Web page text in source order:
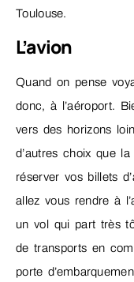
Toulouse.
L’avion
Quand on pense
donc, à l’aéroport.
vers des horizons
d’autres choix que
réserver vos billets
allez vous rendre à
un vol qui part très
de transports en
porte